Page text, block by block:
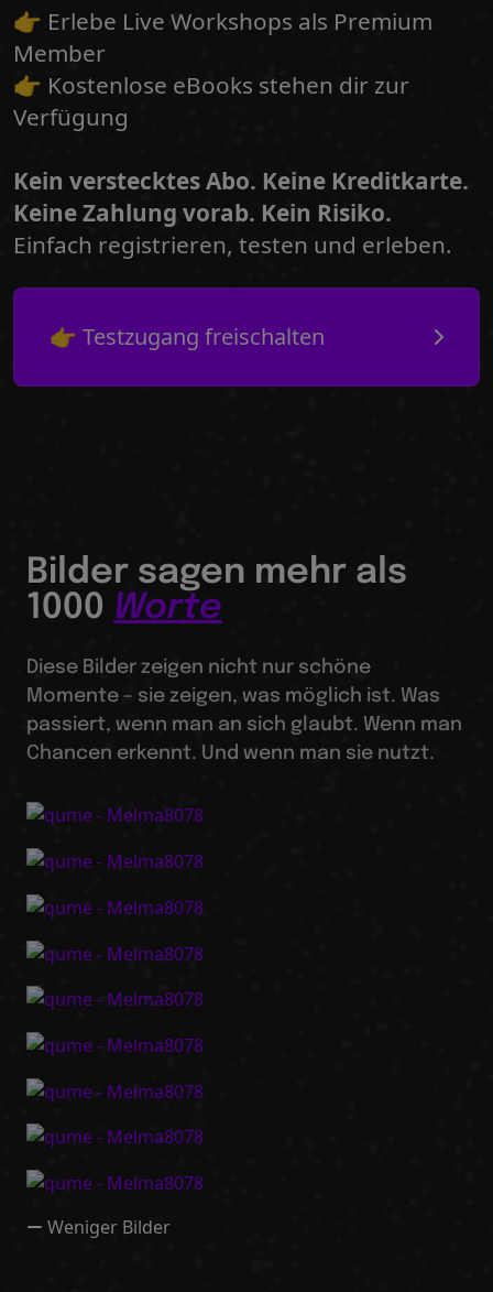
👉 Erlebe Live Workshops als Premium
Member
👉 Kostenlose eBooks stehen dir zur
Verfügung
Kein verstecktes Abo. Keine Kreditkarte.
Keine Zahlung vorab. Kein Risiko.
Einfach registrieren, testen und erleben.
👉 Testzugang freischalten
Bilder sagen mehr als
1000 Worte
Diese Bilder zeigen nicht nur schöne
Momente – sie zeigen, was möglich ist. Was
passiert, wenn man an sich glaubt. Wenn man
Chancen erkennt. Und wenn man sie nutzt.
Weniger Bilder